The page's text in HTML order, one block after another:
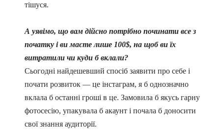
тішуся.
А уявімо, що вам дійсно потрібно починати все з
початку і ви маєте лише 100$, на щоб ви їх
витратили чи куди б вклали?
Сьогодні найдешевший спосіб заявити про себе і
почати розвиток — це інстаграм, я б однозначно
вклала б останні гроші в це. Замовила б якусь гарну
фотосесію, упакувала б акаунт і почала б доносити
свої знання аудиторії.